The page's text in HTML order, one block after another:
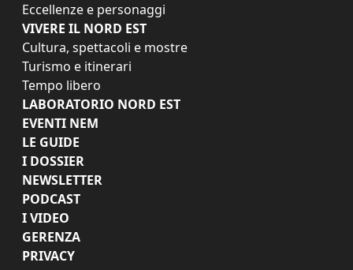
Eccellenze e personaggi
VIVERE IL NORD EST
Cultura, spettacoli e mostre
Turismo e itinerari
Tempo libero
LABORATORIO NORD EST
EVENTI NEM
LE GUIDE
I DOSSIER
NEWSLETTER
PODCAST
I VIDEO
GERENZA
PRIVACY